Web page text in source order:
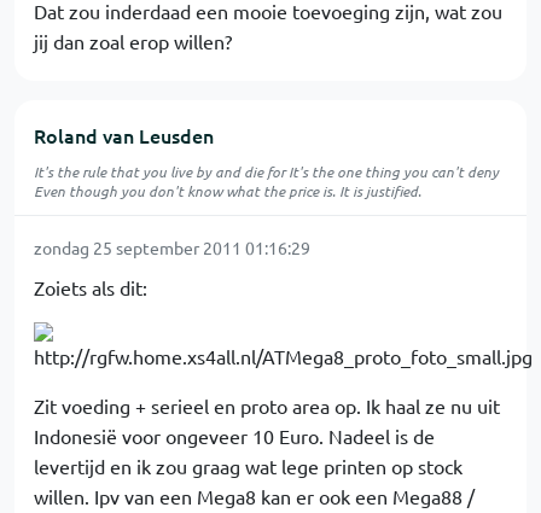
Dat zou inderdaad een mooie toevoeging zijn, wat zou
jij dan zoal erop willen?
Roland van Leusden
It's the rule that you live by and die for It's the one thing you can't deny
Even though you don't know what the price is. It is justified.
zondag 25 september 2011 01:16:29
Zoiets als dit:
Zit voeding + serieel en proto area op. Ik haal ze nu uit
Indonesië voor ongeveer 10 Euro. Nadeel is de
levertijd en ik zou graag wat lege printen op stock
willen. Ipv van een Mega8 kan er ook een Mega88 /